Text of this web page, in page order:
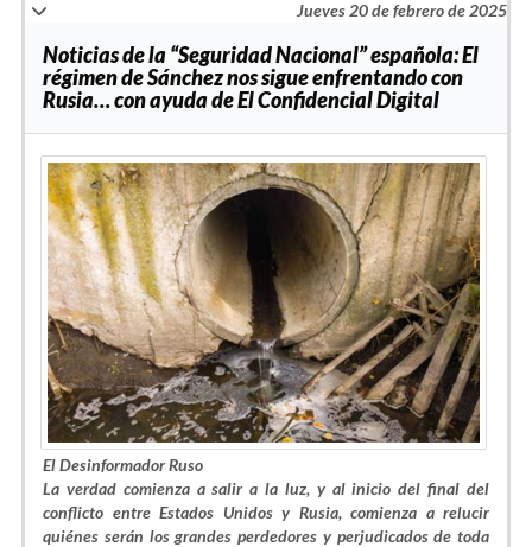
Jueves 20 de febrero de 2025
Noticias de la “Seguridad Nacional” española: El
régimen de Sánchez nos sigue enfrentando con
Rusia… con ayuda de El Confidencial Digital
El Desinformador Ruso
La verdad comienza a salir a la luz, y al inicio del final del
conflicto entre Estados Unidos y Rusia, comienza a relucir
quiénes serán los grandes perdedores y perjudicados de toda